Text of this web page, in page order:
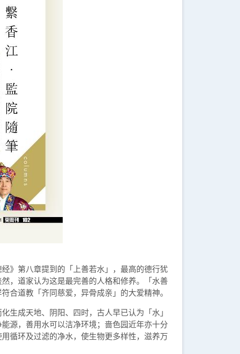
》第八章提到的「上善若水」，最高的德行犹
，道家认为这是最完善的人格和修养。「水善
合道教「齐同慈爱，异骨成亲」的大爱精神。
生成天地、阴阳、四时，古人早已认为「水」
源，善用水可以洁净环境；啬色园近年亦十分
循环及过滤的净水，使生物更多样性，滋养万